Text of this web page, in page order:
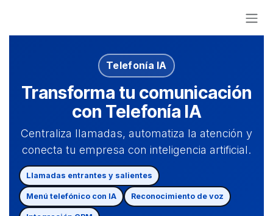
Telefonía IA
Transforma tu comunicación
con Telefonía IA
Centraliza llamadas, automatiza la atención y
conecta tu empresa con inteligencia artificial.
Llamadas entrantes y salientes
Menú telefónico con IA Reconocimiento de voz